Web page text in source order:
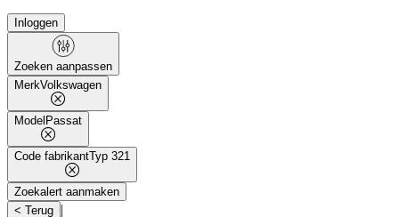
Inloggen
Zoeken aanpassen
MerkVolkswagen
Model Passat
Code fabrikantTyp 321
Zoekalert aanmaken
< Terug |